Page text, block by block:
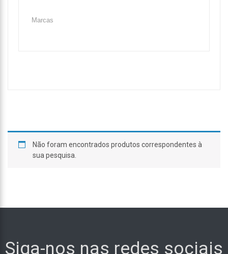
Não foram encontrados produtos correspondentes à
sua pesquisa.
Siga-nos nas redes sociais